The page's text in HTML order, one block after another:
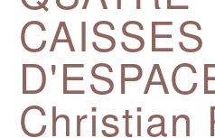
CAISSES
Christian